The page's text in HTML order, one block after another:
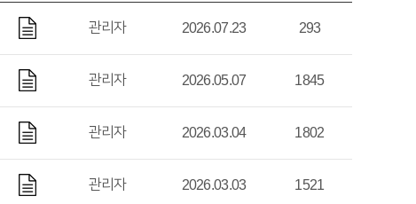
관리자 2026.07.23 293
관리자 2026.05.07 1845
관리자 2026.03.04 1802
관리자 2026.03.03 1521